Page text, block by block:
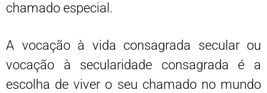
chamado especial.
A vocação à vida consagrada secular ou
vocação à secularidade consagrada é a
escolha de viver o seu chamado no mundo